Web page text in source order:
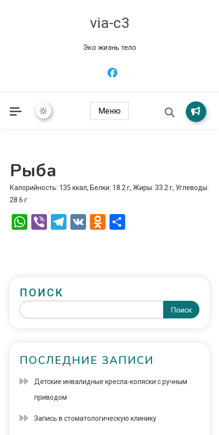
via-c3
Эко жизнь тело
Меню
Рыба
Калорийность: 135 ккал, Белки: 18.2 г, Жиры: 33.2 г, Углеводы:
28.6 г
WhatsApp
ViberTelegram
VK Odnoklassniki
ПОИСК
Поиск
ПОСЛЕДНИЕ ЗАПИСИ
Детские инвалидные кресла-коляски с ручным
приводом
Запись в стоматологическую клинику